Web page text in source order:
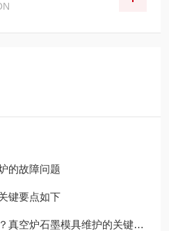
的故障问题
键要点如下
空炉石墨模具维护的关键决策